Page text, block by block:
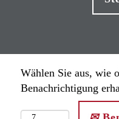
Wählen Sie aus, wie
Benachrichtigung